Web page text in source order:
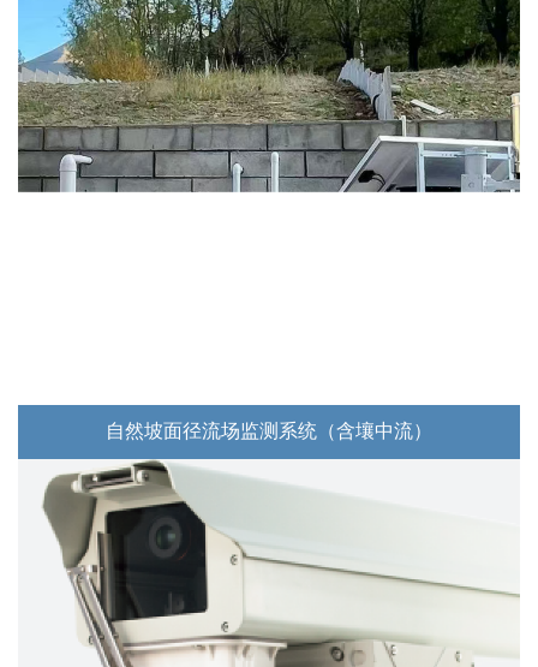
自然坡面径流场监测系统（含壤中流）